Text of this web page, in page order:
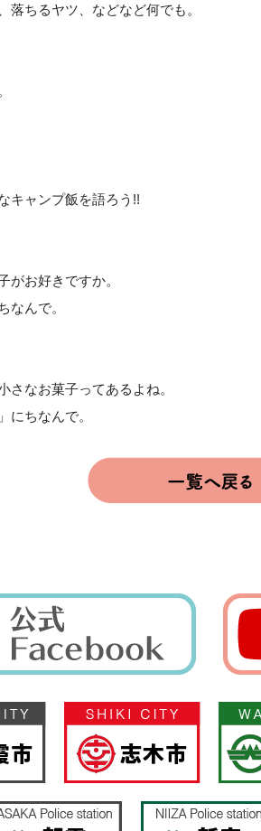
落ちるヤツ、などなど何でも。
キャンプ飯を語ろう!!
がお好きですか。
なんで。
さなお菓子ってあるよね。
にちなんで。